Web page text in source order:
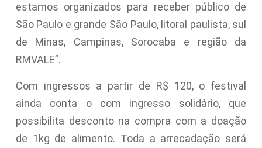
estamos organizados para receber público de
São Paulo e grande São Paulo, litoral paulista, sul
de Minas, Campinas, Sorocaba e região da
RMVALE”.
Com ingressos a partir de R$ 120, o festival
ainda conta o com ingresso solidário, que
possibilita desconto na compra com a doação
de 1kg de alimento. Toda a arrecadação será